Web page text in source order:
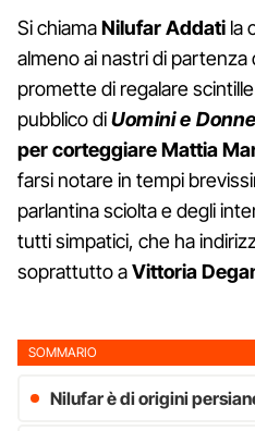
Si chiamaNilufar Addati la
almeno ai nastri di
promette di regalare
pubblico diUomini e Donne
per corteggiare Mattia
farsi notare in tempi
parlantina sciolta e degli
tutti simpatici, che ha
soprattutto aVittoria
SOMMARIO
Nilufar è di origini